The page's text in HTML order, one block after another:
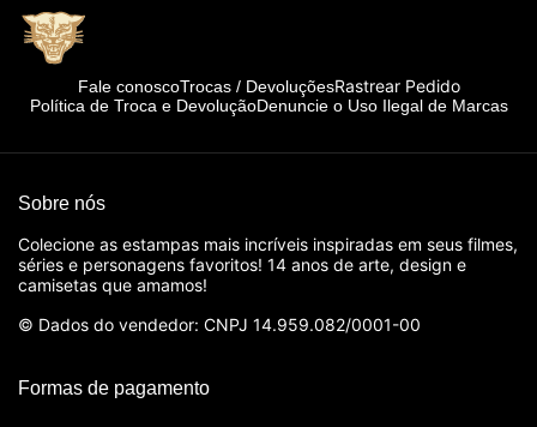
Fale conoscoTrocas / DevoluçõesRastrear Pedido
Política de Troca e DevoluçãoDenuncie o Uso Ilegal de Marcas
Sobre nós
Colecione as estampas mais incríveis inspiradas em seus filmes,
séries e personagens favoritos! 14 anos de arte, design e
camisetas que amamos!
© Dados do vendedor: CNPJ 14.959.082/0001-00
Formas de pagamento